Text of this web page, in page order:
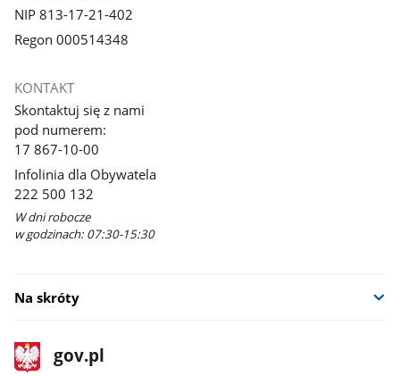
NIP 813-17-21-402
Regon 000514348
KONTAKT
Skontaktuj się z nami
pod numerem:
17 867-10-00
Infolinia dla Obywatela
222 500 132
W dni robocze
w godzinach: 07:30-15:30
Na skróty
stopka
gov.pl
Strona
gov.pl